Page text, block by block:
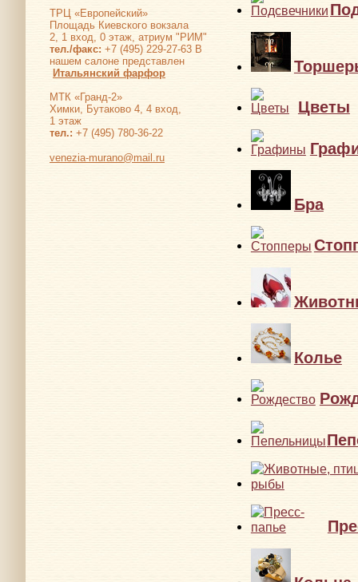
ТРЦ «Европейский»
Площадь Киевского вокзала
2, 1 вход, 0 этаж, атриум "РИМ"
тел./факс: +7 (495) 229-27-63 В
нашем салоне представлен
Итальянский фарфор
МТК «Гранд-2»
Химки, Бутаково 4, 4 вход,
1 этаж
тел.: +7 (495) 780-36-22
venezia-murano@mail.ru
Цветы
Бра
Колье